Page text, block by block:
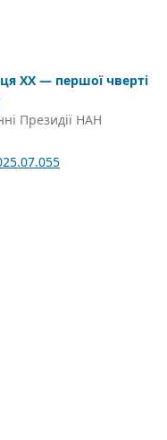
ХХ — першої чверті
Президії НАН